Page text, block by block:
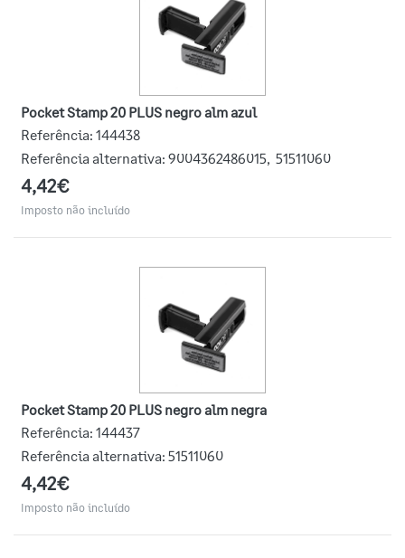
Pocket Stamp 20 PLUS negro alm azul
Referência: 144438
Referência alternativa: 9004362486015, 51511060
4,42€
Imposto não incluído
Pocket Stamp 20 PLUS negro alm negra
Referência: 144437
Referência alternativa: 51511060
4,42€
Imposto não incluído